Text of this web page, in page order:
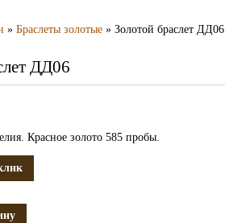
» Браслеты золотые » Золотой браслет ДД06
ДД06
Красное золото 585 пробы.